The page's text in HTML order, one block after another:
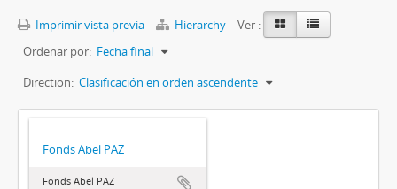
Imprimir vista previa Hierarchy
Ver :
Ordenar por: Fecha final
Direction: Clasificación en orden ascendente
Fonds Abel PAZ
Fonds Abel PAZ